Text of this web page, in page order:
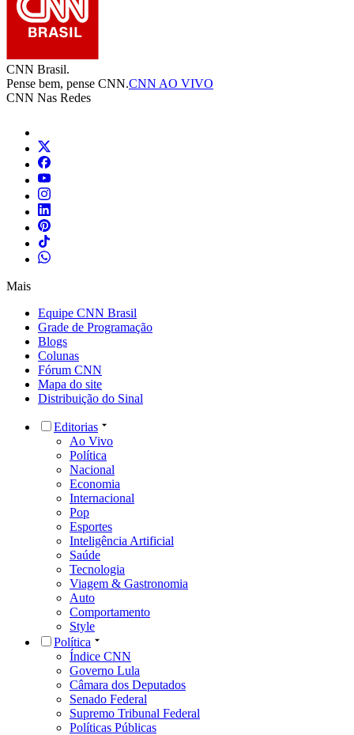
CNN Brasil.
Pense bem, pense CNN.CNN AO VIVO
CNN Nas Redes
Mais
Equipe CNN Brasil
Grade de Programação
Blogs
Colunas
Fórum CNN
Mapa do site
Distribuição do Sinal
Editorias
Ao Vivo
Política
Nacional
Economia
Internacional
Pop
Esportes
Inteligência Artificial
Saúde
Tecnologia
Viagem & Gastronomia
Auto
Comportamento
Style
Política
Índice CNN
Governo Lula
Câmara dos Deputados
Senado Federal
Supremo Tribunal Federal
Políticas Públicas